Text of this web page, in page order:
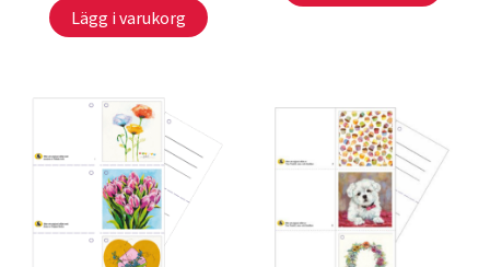
Lägg i varukorg